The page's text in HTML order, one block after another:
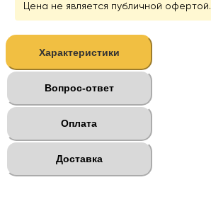
Цена не является публичной офертой.
Характеристики
Вопрос-ответ
Оплата
Доставка